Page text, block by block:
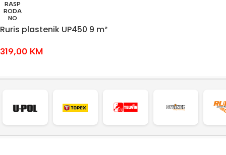
RASP
RODA
NO
Ruris plastenik UP450 9 m²
319,00 KM